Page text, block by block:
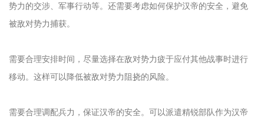
势力的交涉、军事行动等。还需要考虑如何保护汉帝的安全，避免
被敌对势力捕获。
需要合理安排时间，尽量选择在敌对势力疲于应付其他战事时进行
移动。这样可以降低被敌对势力阻挠的风险。
需要合理调配兵力，保证汉帝的安全。可以派遣精锐部队作为汉帝